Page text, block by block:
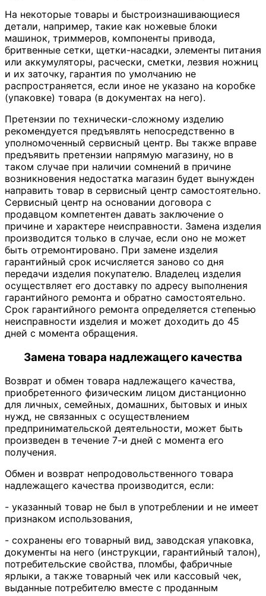
На некоторые товары и быстроизнашивающиеся
детали, например, такие как ножевые блоки
машинок, триммеров, компоненты привода,
бритвенные сетки, щетки-насадки, элементы питания
или аккумуляторы, расчески, сметки, лезвия ножниц
и их заточку, гарантия по умолчанию не
распространяется, если иное не указано на коробке
(упаковке) товара (в документах на него).
Претензии по технически-сложному изделию
рекомендуется предъявлять непосредственно в
уполномоченный сервисный центр. Вы также вправе
предъявить претензии напрямую магазину, но в
таком случае при наличии сомнений в причине
возникновения недостатка магазин будет вынужден
направить товар в сервисный центр самостоятельно.
Сервисный центр на основании договора с
продавцом компетентен давать заключение о
причине и характере неисправности. Замена изделия
производится только в случае, если оно не может
быть отремонтировано. При замене изделия
гарантийный срок исчисляется заново со дня
передачи изделия покупателю. Владелец изделия
осуществляет его доставку по адресу выполнения
гарантийного ремонта и обратно самостоятельно.
Срок гарантийного ремонта определяется степенью
неисправности изделия и может доходить до 45
дней с момента обращения.
Замена товара надлежащего качества
Возврат и обмен товара надлежащего качества,
приобретенного физическим лицом дистанционно
для личных, семейных, домашних, бытовых и иных
нужд, не связанных с осуществлением
предпринимательской деятельности, может быть
произведен в течение 7-и дней с момента его
получения.
Обмен и возврат непродовольственного товара
надлежащего качества производится, если:
- указанный товар не был в употреблении и не имеет
признаком использования,
- сохранены его товарный вид, заводская упаковка,
документы на него (инструкции, гарантийный талон),
потребительские свойства, пломбы, фабричные
ярлыки, а также товарный чек или кассовый чек,
выданные потребителю вместе с проданным